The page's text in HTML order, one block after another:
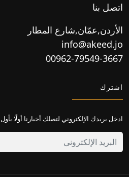
اتصل بنا
الأردن,عمّان,شارع المطار
info@akeed.jo
00962-79549-3667
اشترك
ادخل بريدك الإلكتروني لتصلك أخبارنا أولًا بأول